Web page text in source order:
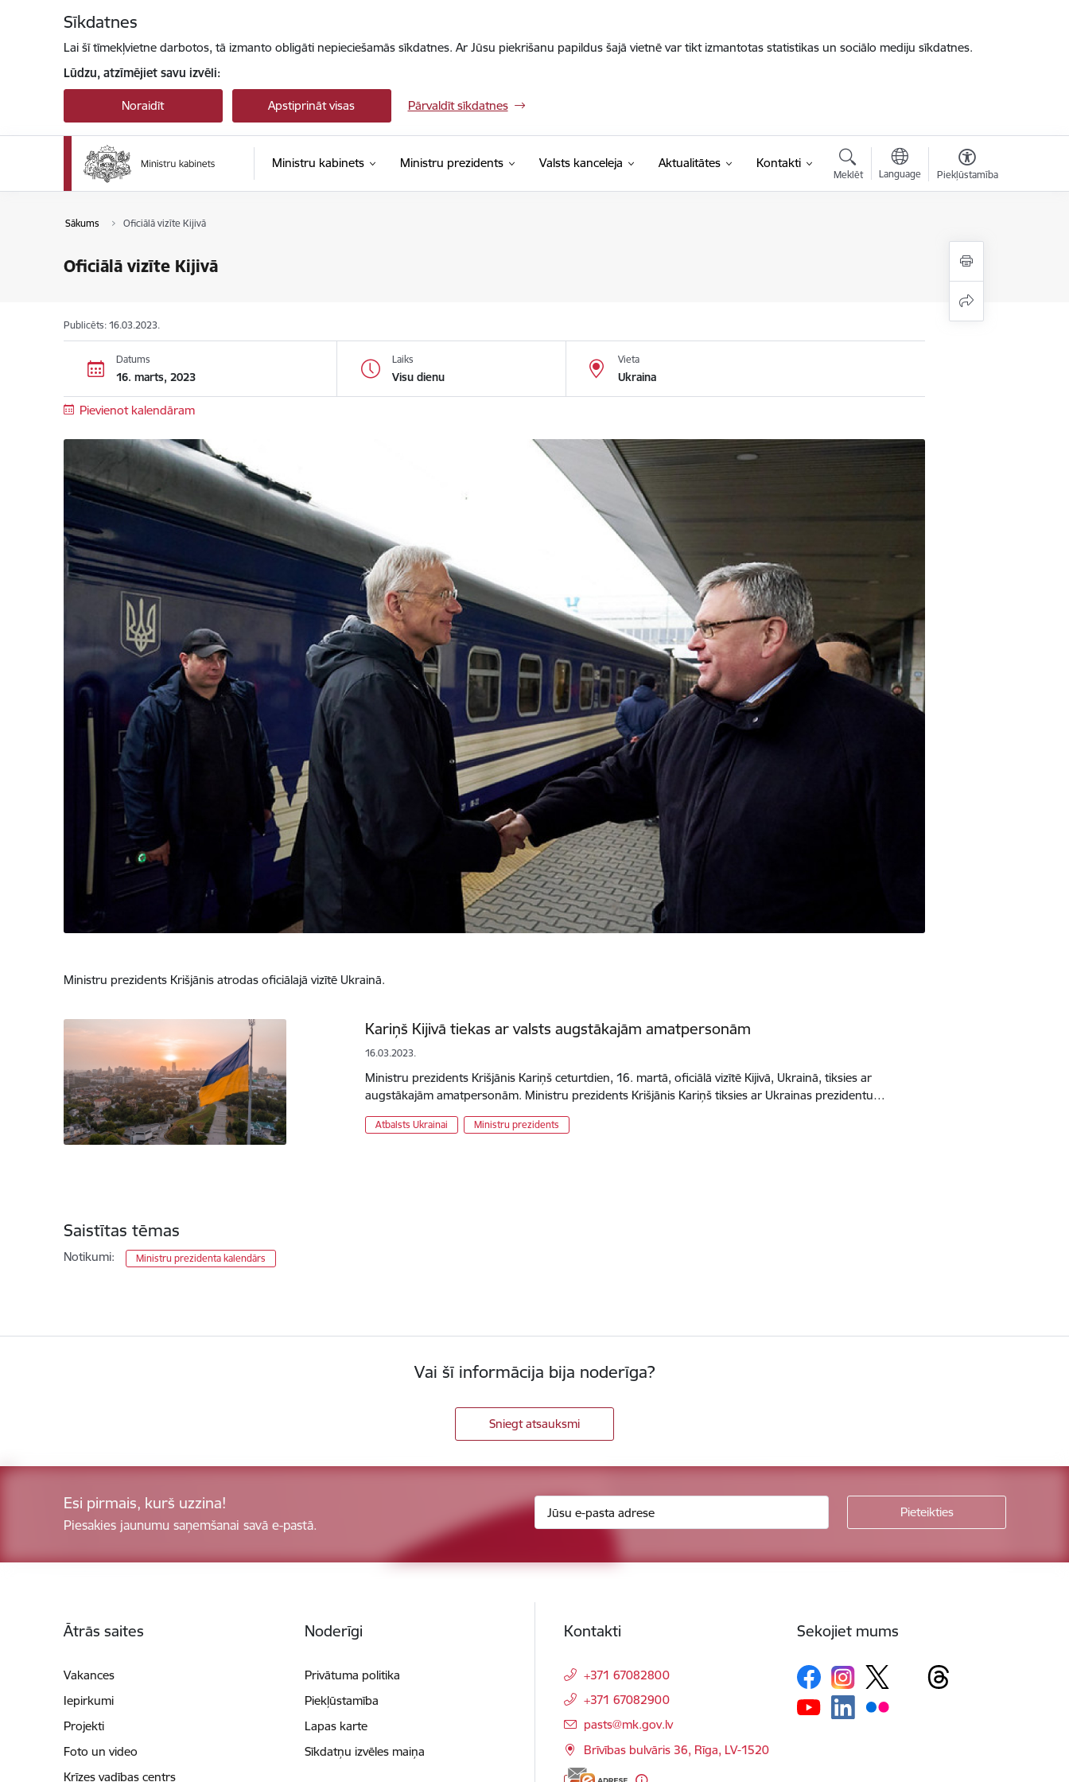
Sīkdatnes
Lai šī tīmekļvietne darbotos, tā izmanto obligāti nepieciešamās sīkdatnes. Ar Jūsu piekrišanu papildus šajā vietnē var tikt izmantotas statistikas un sociālo mediju sīkdatnes.
Lūdzu, atzīmējiet savu izvēli:
Noraidīt Apstiprināt visas Pārvaldīt sīkdatnes
Ministru kabinets Ministru prezidents Valsts kanceleja Aktualitātes Kontakti
Meklēt Language Piekļūstamība
Sākums Oficiālā vizīte Kijivā
Oficiālā vizīte Kijivā
Publicēts: 16.03.2023.
Datums
16. marts, 2023
Laiks
Visu dienu
Vieta
Ukraina
Pievienot kalendāram
Ministru prezidents Krišjānis atrodas oficiālajā vizītē Ukrainā.
Kariņš Kijivā tiekas ar valsts augstākajām amatpersonām
16.03.2023.
Ministru prezidents Krišjānis Kariņš ceturtdien, 16. martā, oficiālā vizītē Kijivā, Ukrainā, tiksies ar
augstākajām amatpersonām. Ministru prezidents Krišjānis Kariņš tiksies ar Ukrainas prezidentu…
Atbalsts Ukrainai Ministru prezidents
Saistītas tēmas
Notikumi: Ministru prezidenta kalendārs
Vai šī informācija bija noderīga?
Sniegt atsauksmi
Esi pirmais, kurš uzzina!
Piesakies jaunumu saņemšanai savā e-pastā.
Ātrās saites
Vakances
Iepirkumi
Projekti
Foto un video
Krīzes vadības centrs
Noderīgi
Privātuma politika
Piekļūstamība
Lapas karte
Sīkdatņu izvēles maiņa
Kontakti
+371 67082800
+371 67082900
E-pasts:
pasts@mk.gov.lv
Brīvības bulvāris 36, Rīga, LV-1520
Sekojiet mums